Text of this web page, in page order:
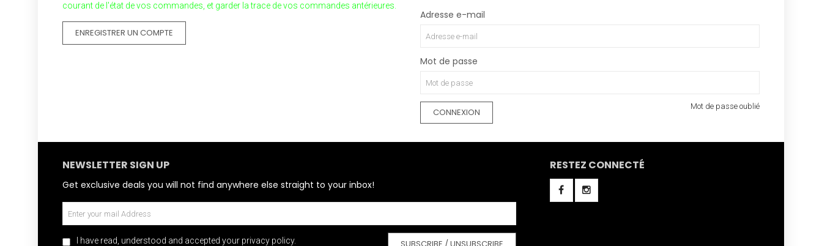
courant de l'état de vos commandes, et garder la trace de vos commandes antérieures.
ENREGISTRER UN COMPTE
Adresse e-mail
Mot de passe
Mot de passe oublié
NEWSLETTER SIGN UP
Get exclusive deals you will not find anywhere else straight to your inbox!
I have read, understood and accepted your privacy policy.
RESTEZ CONNECTÉ